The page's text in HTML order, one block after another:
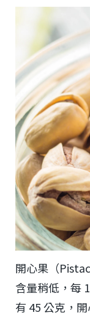
開心果（
含量稍低，每
有 45 公克，